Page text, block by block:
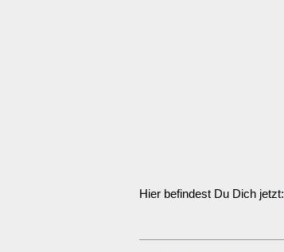
Hier befindest Du Dich jetzt: